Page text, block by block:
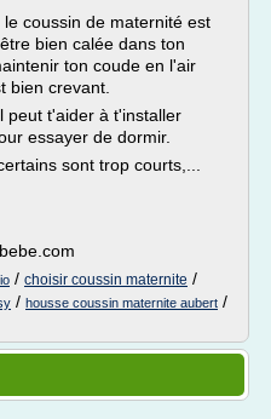
coussin de maternité est
bien calée dans ton
ton coude en l'air
bien crevant.
peut t'aider à t'installer
essayer de dormir.
sont trop courts,...
/ choisir coussin maternite /
/ housse coussin maternite aubert /